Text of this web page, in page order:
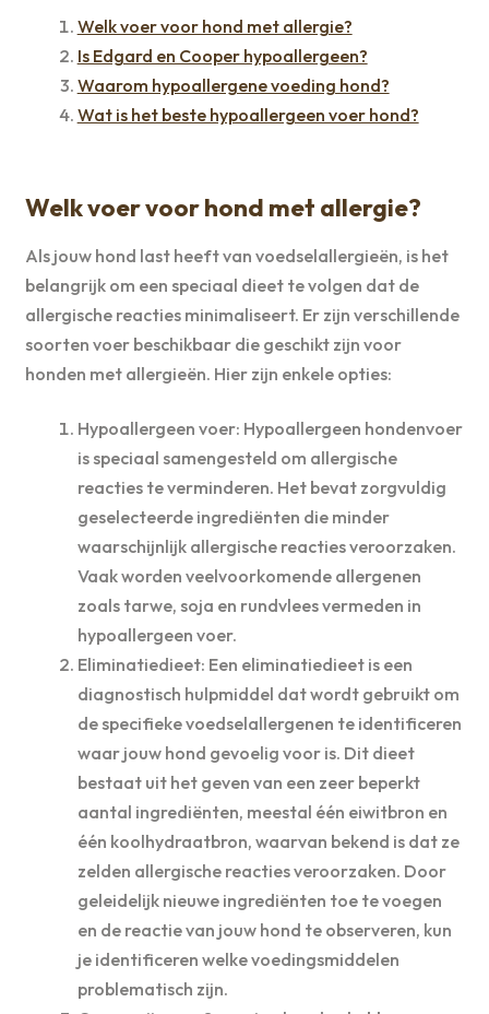
Welk voer voor hond met allergie?
Is Edgard en Cooper hypoallergeen?
Waarom hypoallergene voeding hond?
Wat is het beste hypoallergeen voer hond?
Welk voer voor hond met allergie?
Als jouw hond last heeft van voedselallergieën, is het
belangrijk om een speciaal dieet te volgen dat de
allergische reacties minimaliseert. Er zijn verschillende
soorten voer beschikbaar die geschikt zijn voor
honden met allergieën. Hier zijn enkele opties:
Hypoallergeen voer: Hypoallergeen hondenvoer
is speciaal samengesteld om allergische
reacties te verminderen. Het bevat zorgvuldig
geselecteerde ingrediënten die minder
waarschijnlijk allergische reacties veroorzaken.
Vaak worden veelvoorkomende allergenen
zoals tarwe, soja en rundvlees vermeden in
hypoallergeen voer.
Eliminatiedieet: Een eliminatiedieet is een
diagnostisch hulpmiddel dat wordt gebruikt om
de specifieke voedselallergenen te identificeren
waar jouw hond gevoelig voor is. Dit dieet
bestaat uit het geven van een zeer beperkt
aantal ingrediënten, meestal één eiwitbron en
één koolhydraatbron, waarvan bekend is dat ze
zelden allergische reacties veroorzaken. Door
geleidelijk nieuwe ingrediënten toe te voegen
en de reactie van jouw hond te observeren, kun
je identificeren welke voedingsmiddelen
problematisch zijn.